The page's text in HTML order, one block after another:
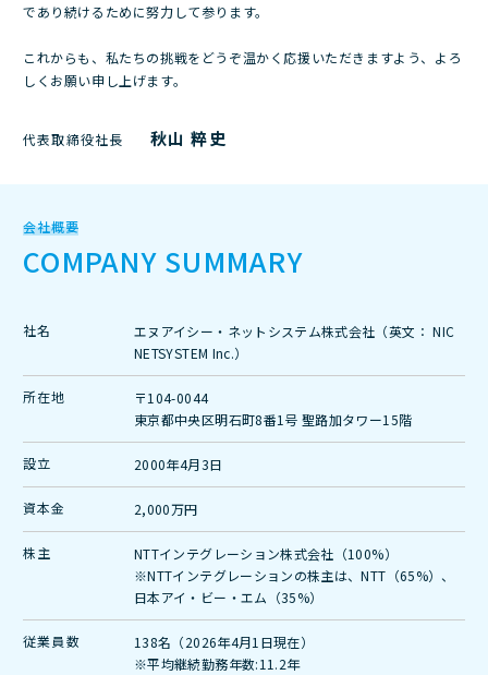
であり続けるために努力して参ります。
これからも、私たちの挑戦をどうぞ温かく応援いただきますよう、よろ
しくお願い申し上げます。
代表取締役社長 秋山 粹史
会社概要
COMPANYSUMMARY
社名
エヌアイシー・ネットシステム株式会社（英文： NIC
NETSYSTEM Inc.）
所在地
〒104-0044
東京都中央区明石町8番1号 聖路加タワー15階
設立 2000年4月3日
資本金 2,000万円
株主
NTTインテグレーション株式会社（100%）
※NTTインテグレーションの株主は、NTT（65%）、
日本アイ・ビー・エム（35%）
従業員数
138名（2026年4月1日現在）
※平均継続勤務年数:11.2年